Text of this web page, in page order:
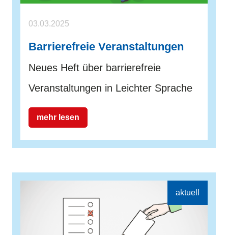
03.03.2025
Barrierefreie Veranstaltungen
Neues Heft über barrierefreie
Veranstaltungen in Leichter Sprache
mehr lesen